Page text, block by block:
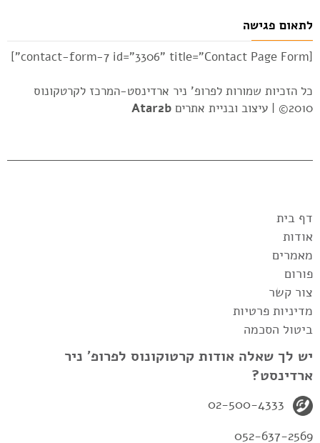
לתאום פגישה
[contact-form-7 id="3306" title="Contact Page Form"]
כל הזכיות שמורות לפרופ' ניר ארדינסט-המרכז לקרטקונוס
2010© |
עיצוב ובניית אתרים Atar2b
דף בית
אודות
מאמרים
פורום
צור קשר
מדיניות פרטיות
ביטול הסכמה
יש לך שאלה אודות קרטוקונוס לפרופ' ניר
ארדינסט?
02-500-4333
052-637-2569